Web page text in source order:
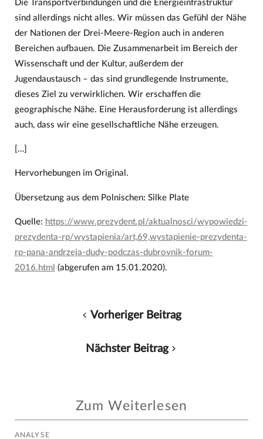
Die Transportverbindungen und die Energieinfrastruktur
sind allerdings nicht alles. Wir müssen das Gefühl der Nähe
der Nationen der Drei-Meere-Region auch in anderen
Bereichen aufbauen. Die Zusammenarbeit im Bereich der
Wissenschaft und der Kultur, außerdem der
Jugendaustausch – das sind grundlegende Instrumente,
dieses Ziel zu verwirklichen. Wir erschaffen die
geographische Nähe. Eine Herausforderung ist allerdings
auch, dass wir eine gesellschaftliche Nähe erzeugen.
[…]
Hervorhebungen im Original.
Übersetzung aus dem Polnischen: Silke Plate
Quelle: https://www.prezydent.pl/aktualnosci/wypowiedzi-
prezydenta-rp/wystapienia/art,69,wystapienie-prezydenta-
rp-pana-andrzeja-dudy-podczas-dubrovnik-forum-
2016.html (abgerufen am 15.01.2020).
Vorheriger Beitrag
Nächster Beitrag
Zum Weiterlesen
ANALYSE